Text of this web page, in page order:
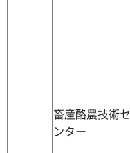
畜産酪農技術セ
ンター